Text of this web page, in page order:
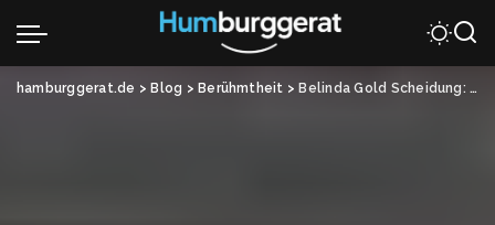
hamburggerat.de > Blog > Berühmtheit > Belinda Gold Scheidung: So sieht ihr Leben heute aus